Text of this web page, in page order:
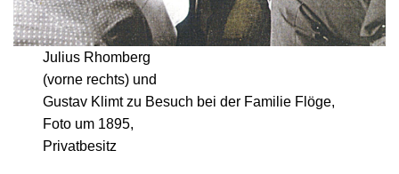
Julius Rhomberg
(vorne rechts) und
Gustav Klimt zu Besuch bei der Familie Flöge,
Foto um 1895,
Privatbesitz